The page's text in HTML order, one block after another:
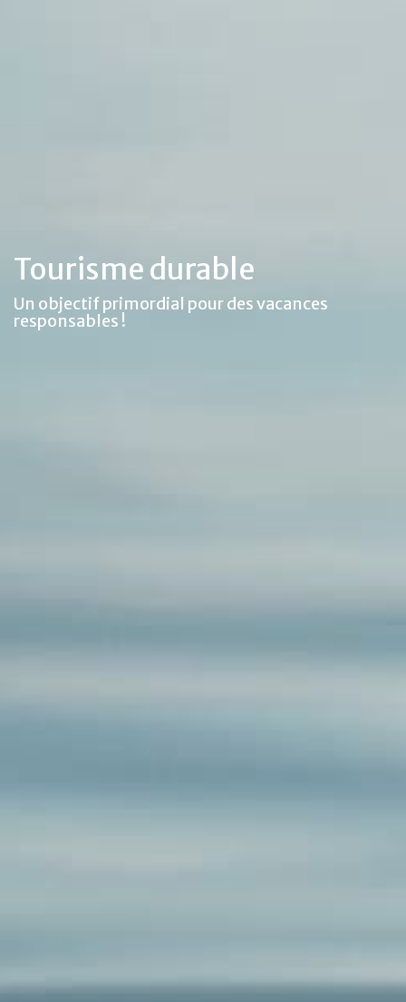
Tourisme durable
Un objectif primordial pour des vacances
responsables !